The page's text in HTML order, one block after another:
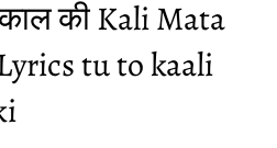
की Kali Mata
tu to kaali